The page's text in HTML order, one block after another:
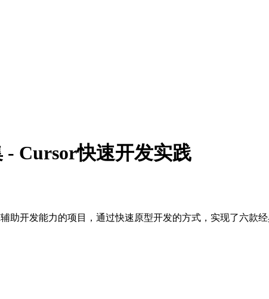
- Cursor快速开发实践
助开发能力的项目，通过快速原型开发的方式，实现了六